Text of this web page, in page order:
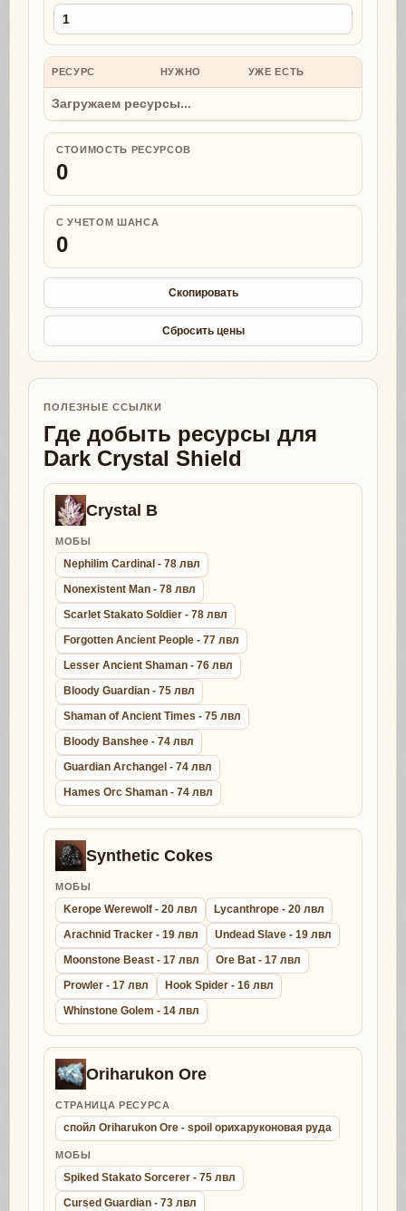
РЕСУРС НУЖНО УЖЕ ЕСТЬ
Загружаем ресурсы...
СТОИМОСТЬ РЕСУРСОВ
0
С УЧЕТОМ ШАНСА
0
Скопировать
Сбросить цены
ПОЛЕЗНЫЕ ССЫЛКИ
Где добыть ресурсы для
Dark Crystal Shield
Crystal B
МОБЫ
Nephilim Cardinal - 78 лвл
Nonexistent Man - 78 лвл
Scarlet Stakato Soldier - 78 лвл
Forgotten Ancient People - 77 лвл
Lesser Ancient Shaman - 76 лвл
Bloody Guardian - 75 лвл
Shaman of Ancient Times - 75 лвл
Bloody Banshee - 74 лвл
Guardian Archangel - 74 лвл
Hames Orc Shaman - 74 лвл
Synthetic Cokes
МОБЫ
Kerope Werewolf - 20 лвл
Lycanthrope - 20 лвл
Arachnid Tracker - 19 лвл
Undead Slave - 19 лвл
Moonstone Beast - 17 лвл
Ore Bat - 17 лвл
Prowler - 17 лвл
Hook Spider - 16 лвл
Whinstone Golem - 14 лвл
Oriharukon Ore
СТРАНИЦА РЕСУРСА
спойл Oriharukon Ore - spoil орихаруконовая руда
МОБЫ
Spiked Stakato Sorcerer - 75 лвл
Cursed Guardian - 73 лвл